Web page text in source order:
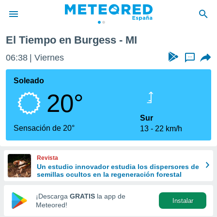
de
por
que se
calidad.
a este
las
y
forma
digital
basada
El Tiempo en Burgess - MI
06:38 Viernes ...
Soleado
20°
Sensación de 20°
Sur
13
22 km/h
Revista
Un estudio innovador estudia los dispersores de
semillas ocultos en la regeneración forestal
¡Descarga GRATIS la app de
Meteored!
Instalar